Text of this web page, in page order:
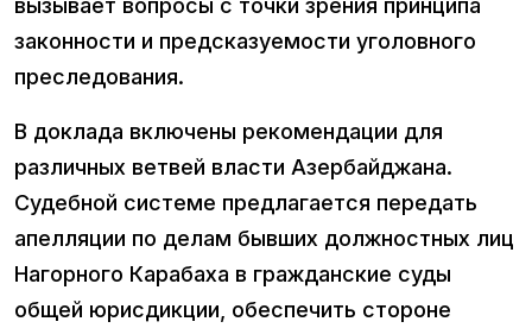
вызывает вопросы с точки зрения принципа
законности и предсказуемости уголовного
преследования.
В доклада включены рекомендации для
различных ветвей власти Азербайджана.
Судебной системе предлагается передать
апелляции по делам бывших должностных лиц
Нагорного Карабаха в гражданские суды
общей юрисдикции, обеспечить стороне